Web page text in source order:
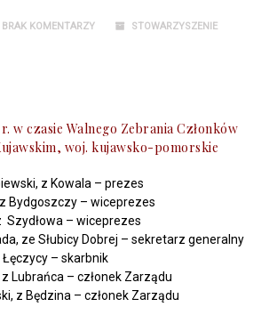
BRAK KOMENTARZY STOWARZYSZENIE
w czasie Walnego Zebrania Członków
woj. kujawsko-pomorskie
z Kowala – prezes
Bydgoszczy – wiceprezes
Szydłowa – wiceprezes
ze Słubicy Dobrej – sekretarz generalny
– skarbnik
Lubrańca – członek Zarządu
z Będzina – członek Zarządu